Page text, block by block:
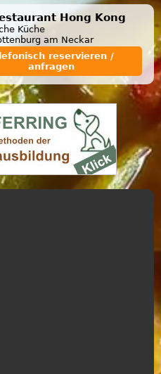
Hong Kong
Küche
am Neckar
reservieren /
anfragen